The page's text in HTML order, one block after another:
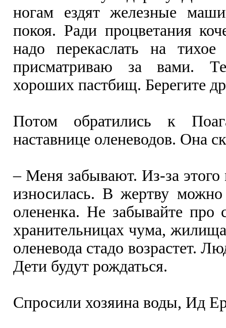
ногам ездят железные
покоя. Ради процветания
надо перекаслать на
присматриваю за вами.
хороших пастбищ. Берегите
Потом обратились к
наставнице оленеводов. Она
– Меня забывают. Из-за этого
износилась. В жертву можно
олененка. Не забывайте про
хранительницах чума,
оленевода стадо возрастет.
Дети будут рождаться.
Спросили хозяина воды, Ид